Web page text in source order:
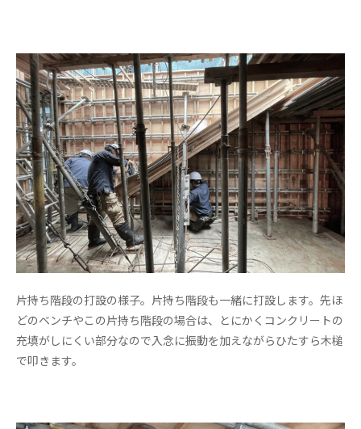
片持ち階段の打設の様子。片持ち階段も一緒に打設します。先ほ
どのベンチやこの片持ち階段の場合は、とにかくコンクリートの
充填がしにくい部分なので入念に振動を加えながらひたすら木槌
で叩きます。